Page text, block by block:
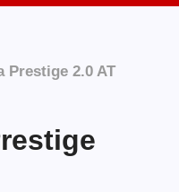
Prestige 2.0 AT